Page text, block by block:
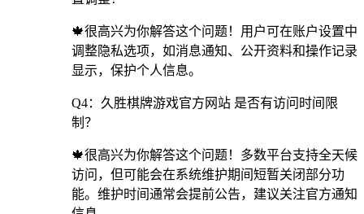
🍁很高兴为你解答这个问题！用户可在账户设置中
调整隐私选项，如消息通知、公开资料和操作记录
显示，保护个人信息。
Q4：久胜棋牌游戏官方网站 是否有访问时间限
制？
🍁很高兴为你解答这个问题！多数平台支持全天候
访问，但可能会在系统维护期间短暂关闭部分功
能。维护时间通常会提前公告，建议关注官方通知